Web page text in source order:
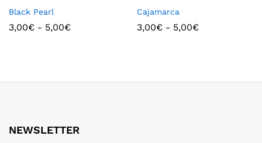
Black Pearl
3,00€ - 5,00€
Cajamarca
3,00€ - 5,00€
NEWSLETTER